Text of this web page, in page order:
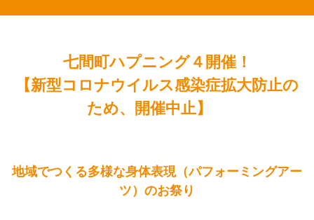
七間町ハプニング４開催！
【新型コロナウイルス感染症拡大防止の
ため、開催中止】
地域でつくる多様な身体表現（パフォーミングアー
ツ）のお祭り